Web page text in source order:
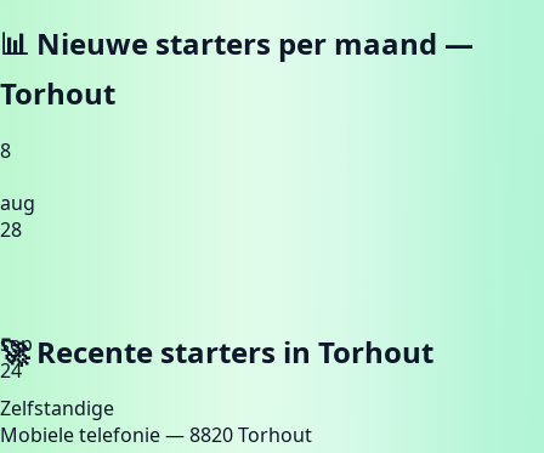
📊 Nieuwe starters per maand —
Torhout
8
aug
28
sep
24
🚀 Recente starters in Torhout
Zelfstandige
Mobiele telefonie— 8820 Torhout